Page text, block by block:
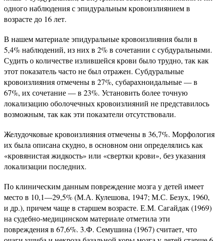
одного наблюдения с эпидуральным кровоизлиянием в
возрасте до 16 лет.
В нашем материале эпидуральные кровоизлияния были в
5,4% наблюдений, из них в 2% в сочетании с субдуральными.
Судить о количестве излившейся крови было трудно, так как
этот показатель часто не был отражен. Субдуральные
кровоизлияния отмечены в 27%, субарахноидальные — в
67%, их сочетание — в 23%. Установить более точную
локализацию оболочечных кровоизлияний не представилось
возможным, так как эти показатели отсутствовали.
Желудочковые кровоизлияния отмечены в 36,7%. Морфология
их была описана скудно, в основном они определялись как
«кровянистая жидкость» или «свертки крови», без указания
локализации последних.
По клиническим данным повреждение мозга у детей имеет
место в 10,1—29,5% (М.А. Кулешова, 1947; М.С. Безух, 1960,
и др.), причем чаще в старшем возрасте. Е.М. Сагайдак (1969)
на судебно-медицинском материале отметила эти
повреждения в 67,6%. 3.Ф. Семушина (1967) считает, что